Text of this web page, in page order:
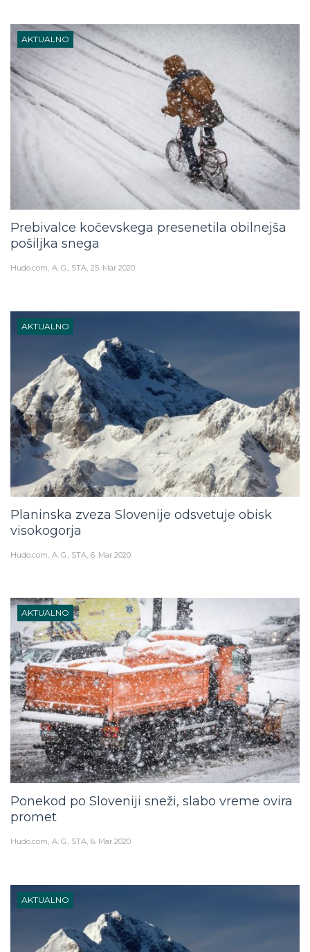
AKTUALNO
Prebivalce kočevskega presenetila obilnejša
pošiljka snega
Hudo.com A. G., STA 25. Mar 2020
AKTUALNO
Planinska zveza Slovenije odsvetuje obisk
visokogorja
Hudo.com A. G., STA 6. Mar 2020
AKTUALNO
Ponekod po Sloveniji sneži, slabo vreme ovira
promet
Hudo.com A. G., STA 6. Mar 2020
AKTUALNO